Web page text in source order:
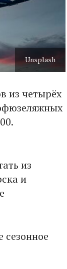
Unsplash
из четырёх
из
и
сезонное